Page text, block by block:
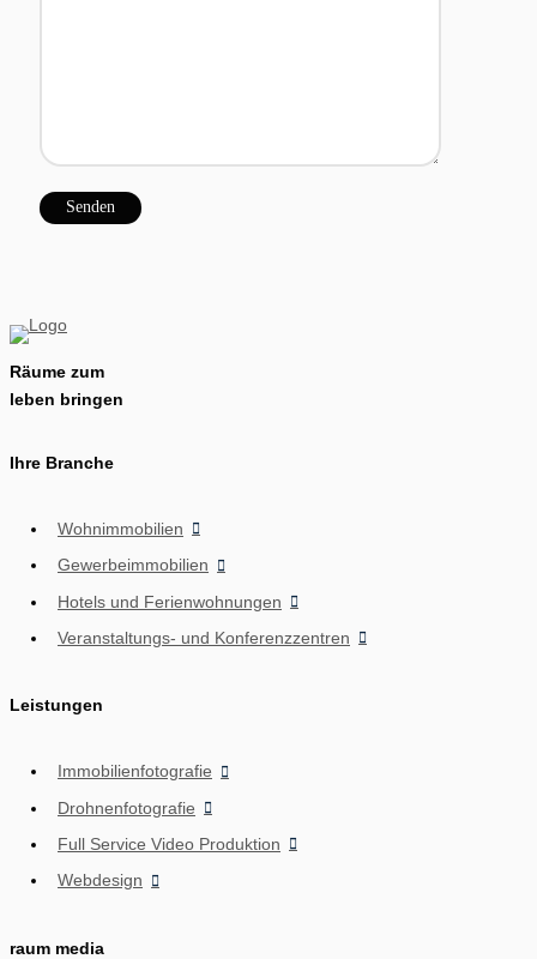
Räume zum
leben bringen
Ihre Branche
Wohnimmobilien
Gewerbeimmobilien
Hotels und Ferienwohnungen
Veranstaltungs- und Konferenzzentren
Leistungen
Immobilienfotografie
Drohnenfotografie
Full Service Video Produktion
Webdesign
raum media